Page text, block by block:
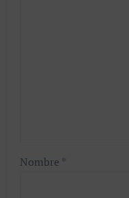
Nombre *